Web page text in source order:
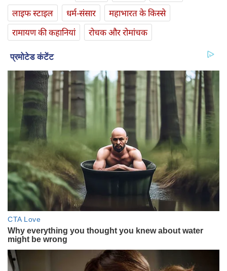
लाइफ स्‍टाइल
धर्म-संसार
महाभारत के किस्से
रामायण की कहानियां
रोचक और रोमांचक